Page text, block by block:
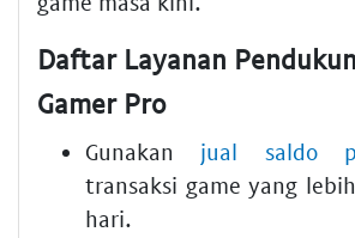
Daftar Layanan
Gamer Pro
Gunakan jual saldo
transaksi game yang
hari.